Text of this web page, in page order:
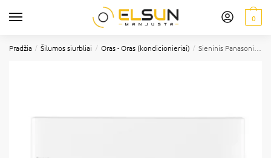
0
Pradžia / Šilumos siurbliai / Oras - Oras (kondicionieriai) / Sieninis Panasonic HZ Flagship CS-HZ25XKE/CU-HZ25XKE